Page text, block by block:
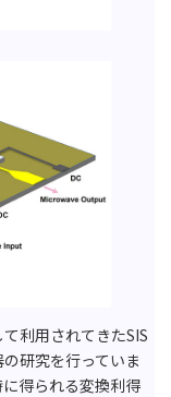
利用されてきたSIS
研究を行っていま
得られる変換利得